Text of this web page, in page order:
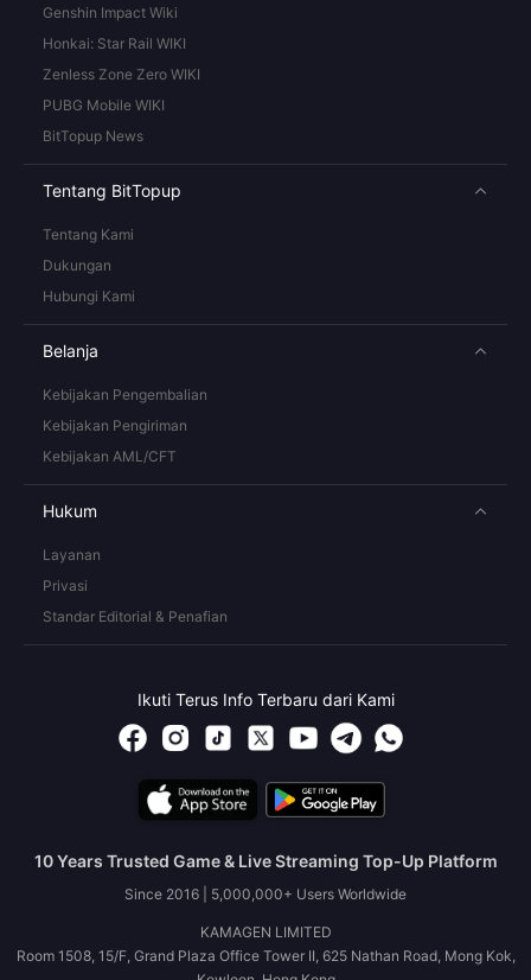
Genshin Impact Wiki
Honkai: Star Rail WIKI
Zenless Zone Zero WIKI
PUBG Mobile WIKI
BitTopup News
Tentang BitTopup
Tentang Kami
Dukungan
Hubungi Kami
Belanja
Kebijakan Pengembalian
Kebijakan Pengiriman
Kebijakan AML/CFT
Hukum
Layanan
Privasi
Standar Editorial & Penafian
Ikuti Terus Info Terbaru dari Kami
10 Years Trusted Game & Live Streaming Top-Up Platform
Since 2016 | 5,000,000+ Users Worldwide
KAMAGEN LIMITED
Room 1508, 15/F, Grand Plaza Office Tower II, 625 Nathan Road, Mong Kok,